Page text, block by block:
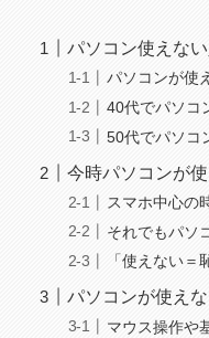
パソコン使えな
パソコンが使
40代でパソコ
50代でパソコ
今時パソコンが
スマホ中心の
それでもパソ
「使えない
パソコンが使え
マウス操作や